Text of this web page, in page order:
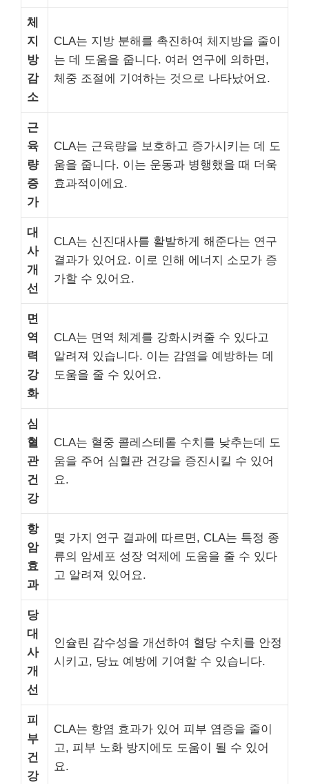
체
지
방
감
소
CLA는 지방 분해를 촉진하여 체지방을 줄이
는 데 도움을 줍니다. 여러 연구에 의하면,
체중 조절에 기여하는 것으로 나타났어요.
근
육
량
증
가
CLA는 근육량을 보호하고 증가시키는 데 도
움을 줍니다. 이는 운동과 병행했을 때 더욱
효과적이에요.
대
사
개
선
CLA는 신진대사를 활발하게 해준다는 연구
결과가 있어요. 이로 인해 에너지 소모가 증
가할 수 있어요.
면
역
력
강
화
CLA는 면역 체계를 강화시켜줄 수 있다고
알려져 있습니다. 이는 감염을 예방하는 데
도움을 줄 수 있어요.
심
혈
관
건
강
CLA는 혈중 콜레스테롤 수치를 낮추는데 도
움을 주어 심혈관 건강을 증진시킬 수 있어
요.
항
암
효
과
몇 가지 연구 결과에 따르면, CLA는 특정 종
류의 암세포 성장 억제에 도움을 줄 수 있다
고 알려져 있어요.
당
대
사
개
선
인슐린 감수성을 개선하여 혈당 수치를 안정
시키고, 당뇨 예방에 기여할 수 있습니다.
피
부
건
강
CLA는 항염 효과가 있어 피부 염증을 줄이
고, 피부 노화 방지에도 도움이 될 수 있어
요.